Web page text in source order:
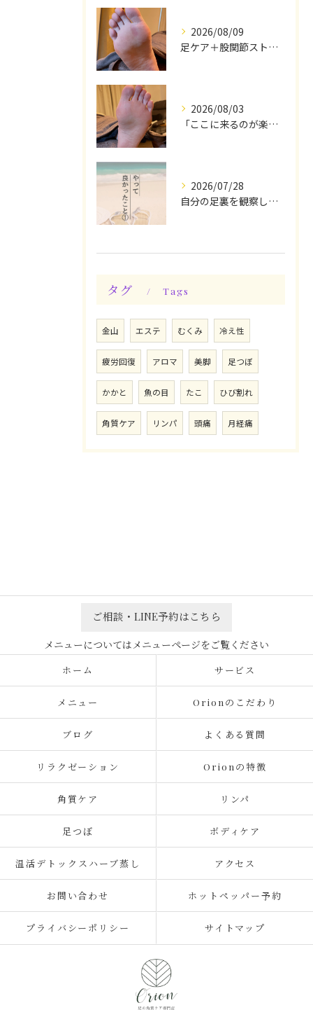
2026/08/09
足ケア＋股関節ストレッチ込み身体整えケアでスッキリ♪
2026/08/03
「ここに来るのが楽しみです♪」と、言っていただけます◎
2026/07/28
自分の足裏を観察してみる！やって良かったぁ〜♪
タグ Tags
金山 エステ むくみ 冷え性
疲労回復 アロマ 美脚 足つぼ
かかと 魚の目 たこ ひび割れ
角質ケア リンパ 頭痛 月経痛
ご相談・LINE予約はこちら
ホーム サービス
メニュー Orionのこだわり
ブログ よくある質問
リラクゼーション Orionの特徴
角質ケア リンパ
足つぼ ボディケア
温活デトックスハーブ蒸し アクセス
お問い合わせ ホットペッパー予約
プライバシーポリシー サイトマップ